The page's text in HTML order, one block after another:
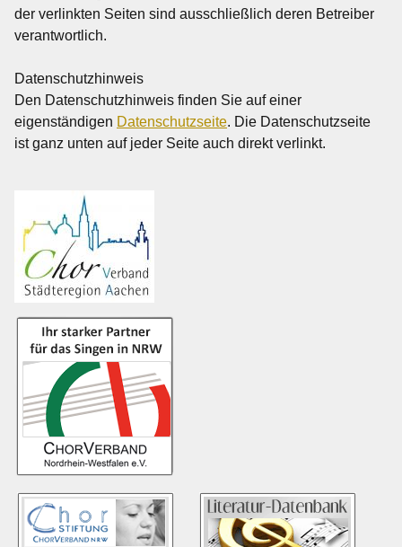
der verlinkten Seiten sind ausschließlich deren Betreiber
verantwortlich.
Datenschutzhinweis
Den Datenschutzhinweis finden Sie auf einer
eigenständigen Datenschutzseite. Die Datenschutzseite
ist ganz unten auf jeder Seite auch direkt verlinkt.